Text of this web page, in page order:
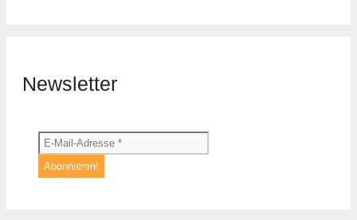
Newsletter